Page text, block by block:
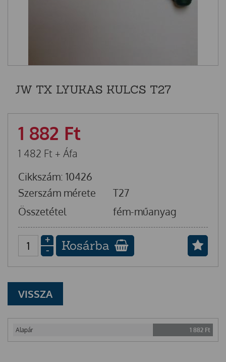
JW TX LYUKAS KULCS T27
1 882 Ft
1 482 Ft + Áfa
Cikkszám: 10426
Szerszám mérete
T27
Összetétel
fém-műanyag
+
-
Kosárba
VISSZA
Alapár 1 882 Ft